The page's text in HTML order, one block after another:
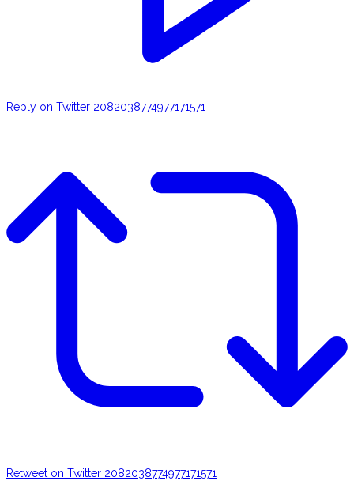
Reply on Twitter 2082038774977171571
Retweet on Twitter 2082038774977171571